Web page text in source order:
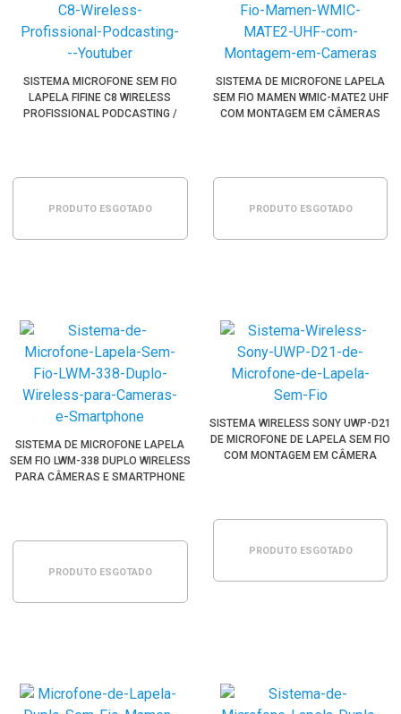
SISTEMA MICROFONE SEM FIO
LAPELA FIFINE C8 WIRELESS
PROFISSIONAL PODCASTING /
PRODUTO ESGOTADO
SISTEMA DE MICROFONE LAPELA
SEM FIO MAMEN WMIC-MATE2 UHF
COM MONTAGEM EM CÂMERAS
PRODUTO ESGOTADO
SISTEMA DE MICROFONE LAPELA
SEM FIO LWM-338 DUPLO WIRELESS
PARA CÂMERAS E SMARTPHONE
PRODUTO ESGOTADO
SISTEMA WIRELESS SONY UWP-D21
DE MICROFONE DE LAPELA SEM FIO
COM MONTAGEM EM CÂMERA
PRODUTO ESGOTADO